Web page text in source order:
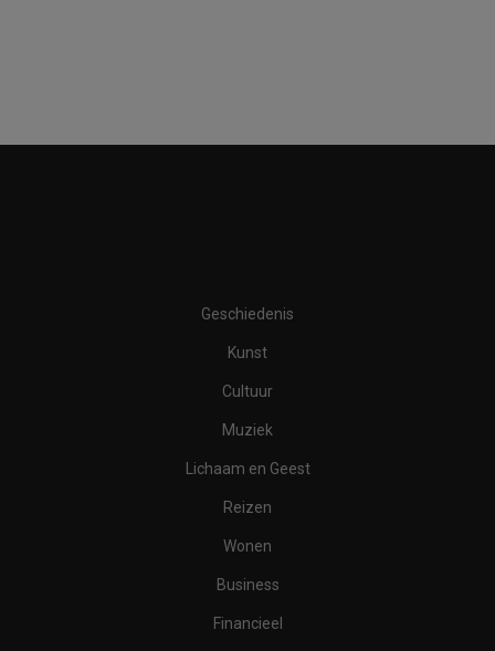
Geschiedenis
Kunst
Cultuur
Muziek
Lichaam en Geest
Reizen
Wonen
Business
Financieel